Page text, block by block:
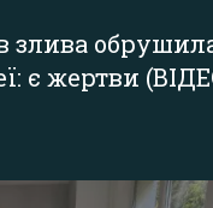
злива
є жертви